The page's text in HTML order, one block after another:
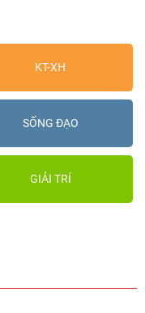
KT-XH
SỐNG ĐẠO
GIẢI TRÍ